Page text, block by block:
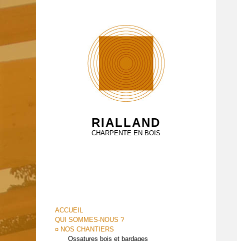
RIALLAND
CHARPENTE EN BOIS
ACCUEIL
QUI SOMMES-NOUS ?
¤ NOS CHANTIERS
Ossatures bois et bardages